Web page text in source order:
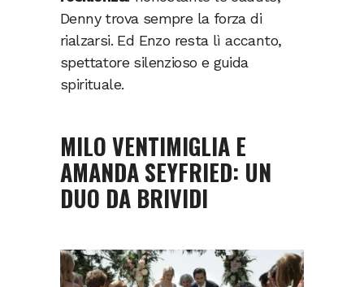
Denny trova sempre la forza di
rialzarsi. Ed Enzo resta lì accanto,
spettatore silenzioso e guida
spirituale.
MILO VENTIMIGLIA E
AMANDA SEYFRIED: UN
DUO DA BRIVIDI